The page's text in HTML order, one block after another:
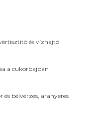
és vízhajtó
a cukorbajban
bélvérzés, aranyeres